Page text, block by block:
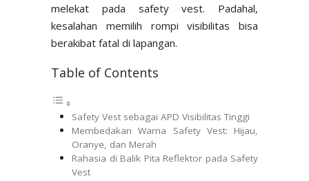
melekat pada safety vest. Padahal,
kesalahan memilih rompi visibilitas bisa
berakibat fatal di lapangan.
Table of Contents
Safety Vest sebagai APD Visibilitas Tinggi
Membedakan Warna Safety Vest: Hijau,
Oranye, dan Merah
Rahasia di Balik Pita Reflektor pada Safety
Vest